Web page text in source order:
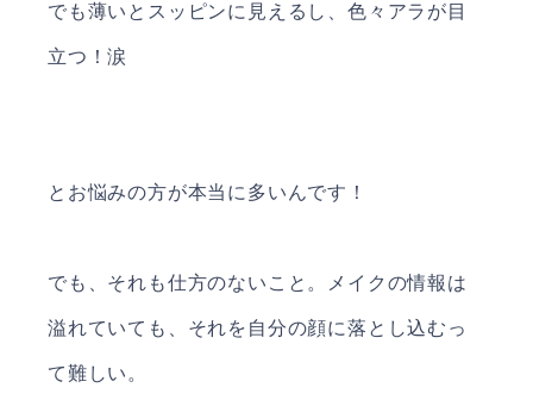
でも薄いとスッピンに見えるし、色々アラが目
立つ！涙
とお悩みの方が本当に多いんです！
でも、それも仕方のないこと。メイクの情報は
溢れていても、それを自分の顔に落とし込むっ
て難しい。